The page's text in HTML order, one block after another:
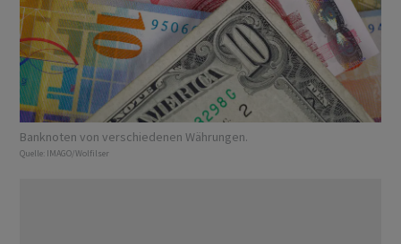
Banknoten von verschiedenen Währungen.
Quelle: IMAGO/Wolfilser